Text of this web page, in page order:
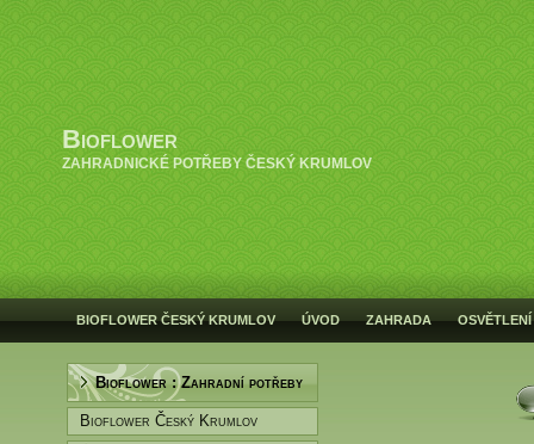
Bioflower
ZAHRADNICKÉ POTŘEBY ČESKÝ KRUMLOV
BIOFLOWER ČESKÝ KRUMLOV ÚVOD ZAHRADA OSVĚTLENÍ
Bioflower : Zahradní potřeby
Bioflower Český Krumlov